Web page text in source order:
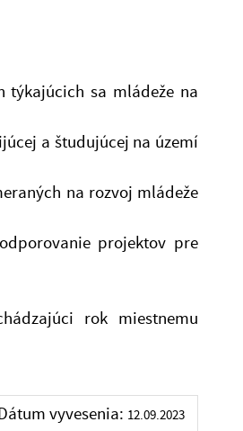
týkajúcich sa mládeže na
a študujúcej na území
na rozvoj mládeže
projektov pre
rok miestnemu
vyvesenia: 12.09.2023